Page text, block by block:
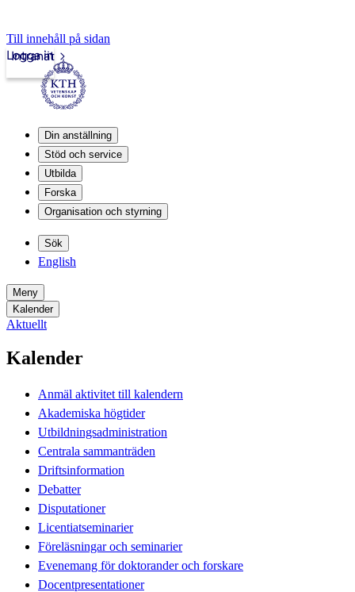
Till innehåll på sidan
Intranät
Logga in
Din anställning
Stöd och service
Utbilda
Forska
Organisation och styrning
Sök
English
Meny
Kalender
Aktuellt
Kalender
Anmäl aktivitet till kalendern
Akademiska högtider
Utbildningsadministration
Centrala sammanträden
Driftsinformation
Debatter
Disputationer
Licentiatseminarier
Föreläsningar och seminarier
Evenemang för doktorander och forskare
Docentpresentationer